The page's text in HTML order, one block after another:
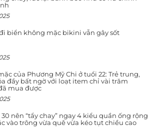
biển không mặc bikini vẫn gây sốt
của Phương Mỹ Chi ở tuổi 22: Trẻ trung,
đầy bất ngờ với loạt item chỉ vài trăm
mua được
nên “tẩy chay” ngay 4 kiểu quần ống rộng
vào trông vừa quê vừa kéo tụt chiều cao